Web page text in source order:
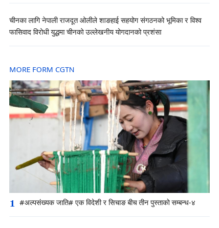
चीनका लागि नेपाली राजदूत ओलीले शाङहाई सहयोग संगठनको भूमिका र विश्व
फासिवाद विरोधी युद्धमा चीनको उल्लेखनीय योगदानको प्रशंसा
MORE FORM CGTN
1 #अल्पसंख्यक जाति# एक विदेशी र सिचाङ बीच तीन पुस्ताको सम्बन्ध-४